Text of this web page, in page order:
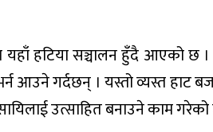
हटिया सञ्चालन हुँदै आएको छ ।
आउने गर्दछन् । यस्तो व्यस्त हाट
उत्साहित बनाउने काम